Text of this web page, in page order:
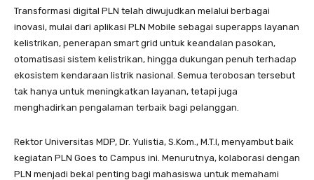
Transformasi digital PLN telah diwujudkan melalui berbagai
inovasi, mulai dari aplikasi PLN Mobile sebagai superapps layanan
kelistrikan, penerapan smart grid untuk keandalan pasokan,
otomatisasi sistem kelistrikan, hingga dukungan penuh terhadap
ekosistem kendaraan listrik nasional. Semua terobosan tersebut
tak hanya untuk meningkatkan layanan, tetapi juga
menghadirkan pengalaman terbaik bagi pelanggan.
Rektor Universitas MDP, Dr. Yulistia, S.Kom., M.T.I, menyambut baik
kegiatan PLN Goes to Campus ini. Menurutnya, kolaborasi dengan
PLN menjadi bekal penting bagi mahasiswa untuk memahami